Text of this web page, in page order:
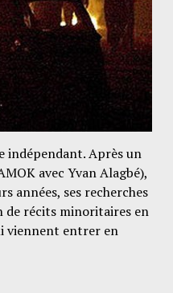
indépendant. Après un
avec Yvan Alagbé),
années, ses recherches
récits minoritaires en
viennent entrer en